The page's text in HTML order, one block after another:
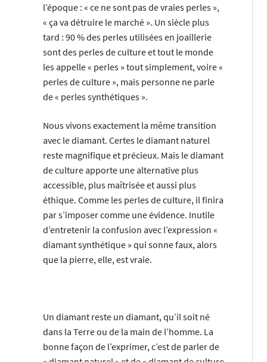
l’époque : « ce ne sont pas de vraies perles »,
« ça va détruire le marché ». Un siècle plus
tard : 90 % des perles utilisées en joaillerie
sont des perles de culture et tout le monde
les appelle « perles » tout simplement, voire «
perles de culture », mais personne ne parle
de « perles synthétiques ».
Nous vivons exactement la même transition
avec le diamant. Certes le diamant naturel
reste magnifique et précieux. Mais le diamant
de culture apporte une alternative plus
accessible, plus maîtrisée et aussi plus
éthique. Comme les perles de culture, il finira
par s’imposer comme une évidence. Inutile
d’entretenir la confusion avec l’expression «
diamant synthétique » qui sonne faux, alors
que la pierre, elle, est vraie.
Un diamant reste un diamant, qu’il soit né
dans la Terre ou de la main de l’homme. La
bonne façon de l’exprimer, c’est de parler de